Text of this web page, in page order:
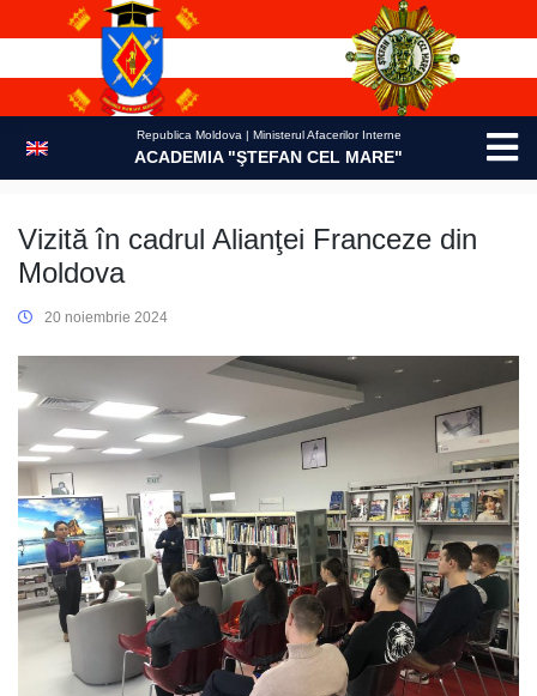
Republica Moldova | Ministerul Afacerilor Interne
ACADEMIA "ŞTEFAN CEL MARE"
Vizită în cadrul Alianţei Franceze din
Moldova
20 noiembrie 2024